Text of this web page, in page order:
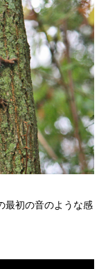
最初の音のような感